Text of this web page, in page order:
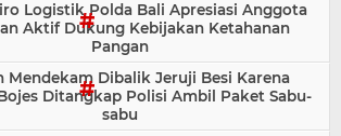
Logistik Polda Bali Apresiasi Anggota
Aktif Dukung Kebijakan Ketahanan
Pangan
Mendekam Dibalik Jeruji Besi Karena
Ditangkap Polisi Ambil Paket Sabu-
sabu